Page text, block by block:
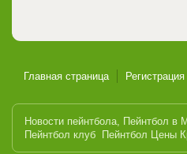
Главная страница Регистрация
Новости пейнтбола Пейнтбол в
Пейнтбол клуб
Пейнтбол Цены